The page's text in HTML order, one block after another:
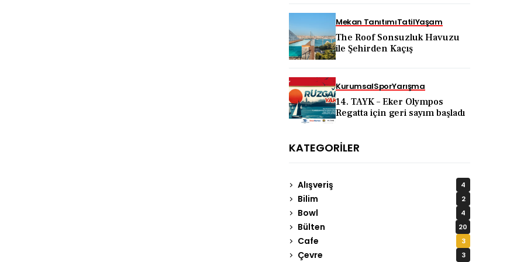
TANITIM ATAĞI
Mekan TanıtımıTatilYaşam
The Roof Sonsuzluk Havuzu
ile Şehirden Kaçış
KurumsalSporYarışma
14. TAYK – Eker Olympos
Regatta için geri sayım başladı
KATEGORILER
Alışveriş 4
Bilim 2
Bowl 4
Bülten 20
Cafe 3
Çevre 3